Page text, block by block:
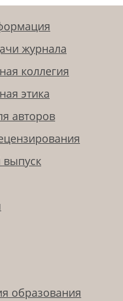
журнала
коллегия
этика
авторов
образования